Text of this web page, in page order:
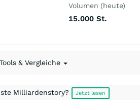
Volumen (heute)
15.000 St.
Tools & Vergleiche
Milliardenstory? Jetzt lesen